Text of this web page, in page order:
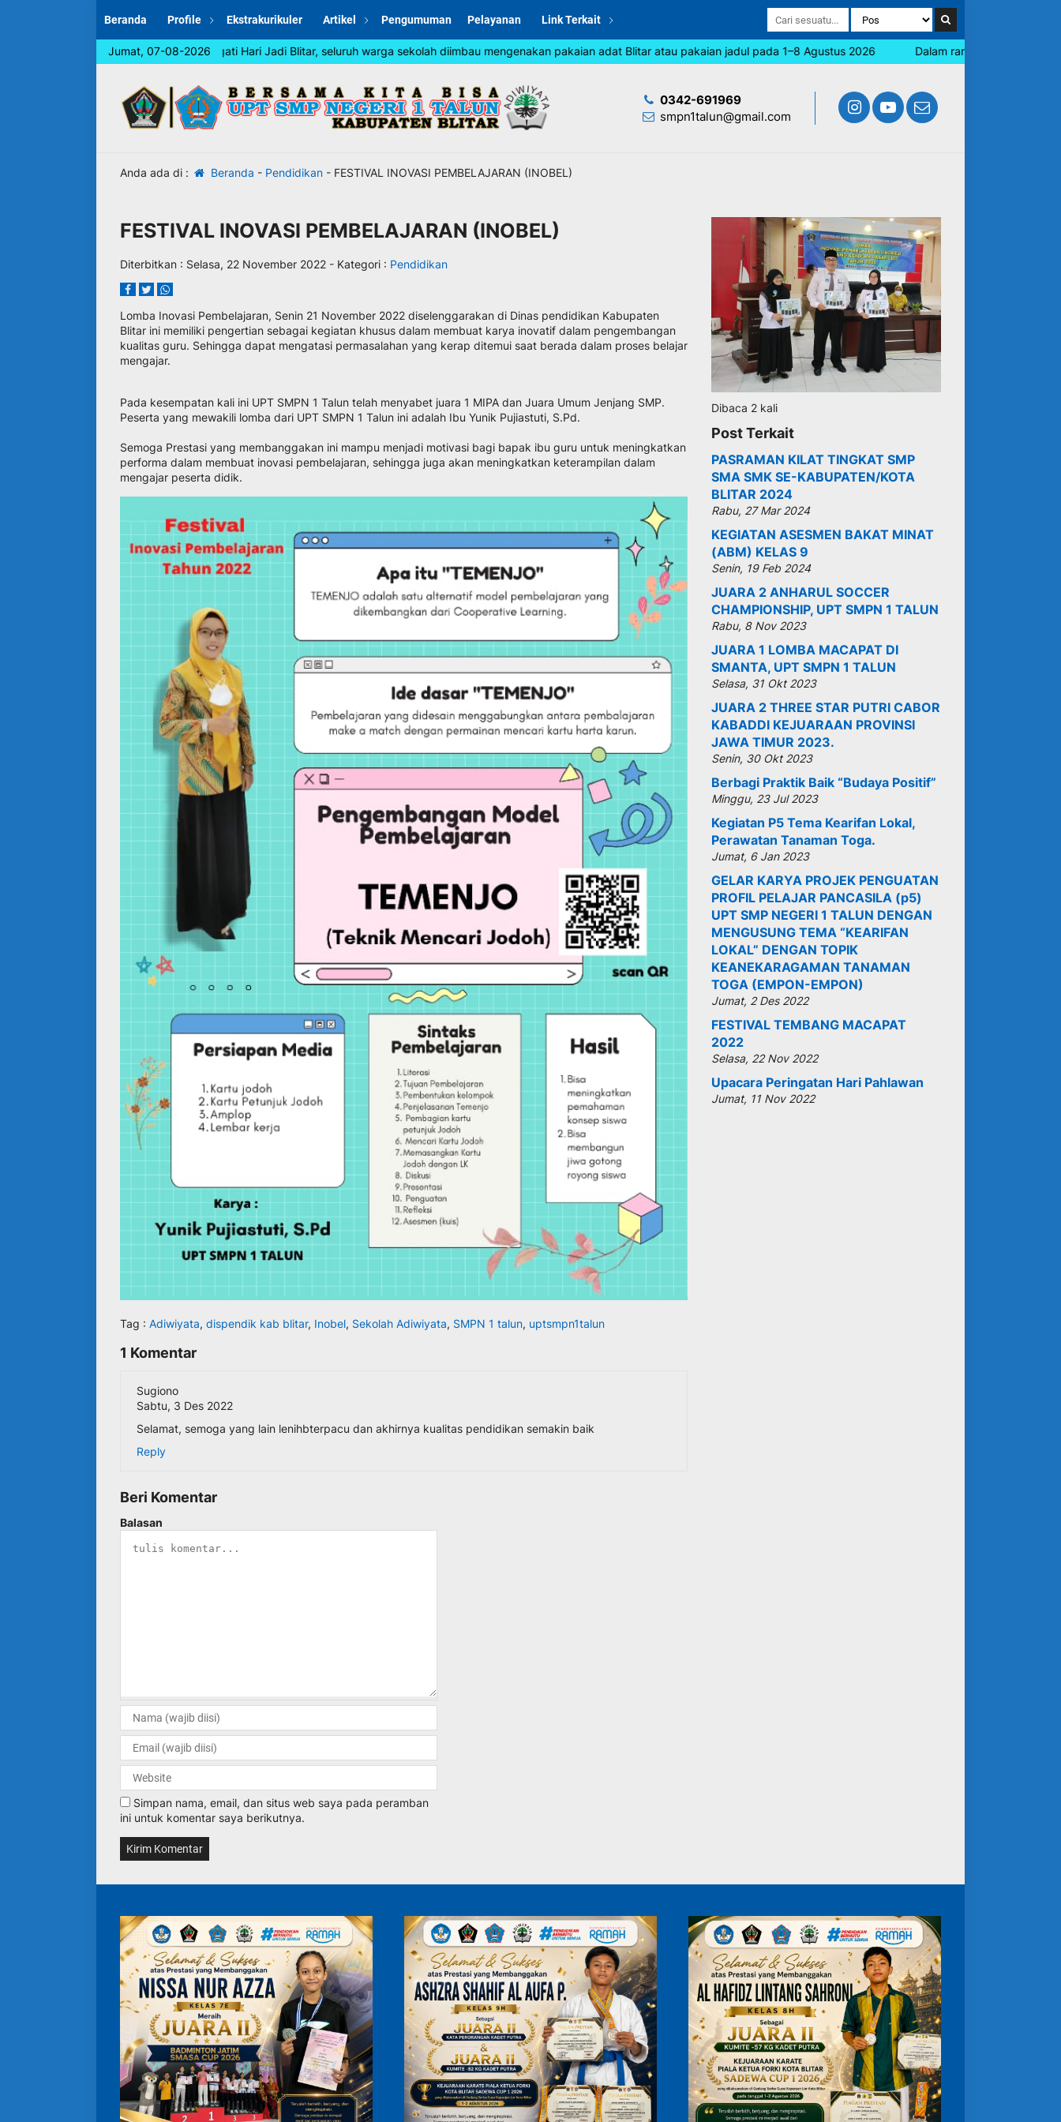
Beranda Profile Ekstrakurikuler Artikel Pengumuman Pelayanan Link Terkait
Jumat, 07-08-2026
Dalam rangka memperingati Hari Jadi Blitar, seluruh warga sekolah diimbau mengenakan pakaian adat Blitar atau pakaian jadul pada 1–8 Agustus 2026 Dalam rangka memperingati Hari
0342-691969
smpn1talun@gmail.com
Anda ada di : Beranda - Pendidikan- FESTIVAL INOVASI PEMBELAJARAN (INOBEL)
FESTIVAL INOVASI PEMBELAJARAN (INOBEL)
Diterbitkan : Selasa, 22 November 2022 - Kategori : Pendidikan
Lomba Inovasi Pembelajaran, Senin 21 November 2022 diselenggarakan di Dinas pendidikan Kabupaten
Blitar ini memiliki pengertian sebagai kegiatan khusus dalam membuat karya inovatif dalam pengembangan
kualitas guru. Sehingga dapat mengatasi permasalahan yang kerap ditemui saat berada dalam proses belajar
mengajar.
Pada kesempatan kali ini UPT SMPN 1 Talun telah menyabet juara 1 MIPA dan Juara Umum Jenjang SMP.
Peserta yang mewakili lomba dari UPT SMPN 1 Talun ini adalah Ibu Yunik Pujiastuti, S.Pd.
Semoga Prestasi yang membanggakan ini mampu menjadi motivasi bagi bapak ibu guru untuk meningkatkan
performa dalam membuat inovasi pembelajaran, sehingga juga akan meningkatkan keterampilan dalam
mengajar peserta didik.
Tag : Adiwiyata, dispendik kab blitar, Inobel, Sekolah Adiwiyata, SMPN 1 talun, uptsmpn1talun
1 Komentar
Sugiono
Sabtu, 3 Des 2022
Selamat, semoga yang lain lenihbterpacu dan akhirnya kualitas pendidikan semakin baik
Reply
Beri Komentar
Balasan
Simpan nama, email, dan situs web saya pada peramban
ini untuk komentar saya berikutnya.
Dibaca 2 kali
Post Terkait
PASRAMAN KILAT TINGKAT SMP
SMA SMK SE-KABUPATEN/KOTA
BLITAR 2024
Rabu, 27 Mar 2024
KEGIATAN ASESMEN BAKAT MINAT
(ABM) KELAS 9
Senin, 19 Feb 2024
JUARA 2 ANHARUL SOCCER
CHAMPIONSHIP, UPT SMPN 1 TALUN
Rabu, 8 Nov 2023
JUARA 1 LOMBA MACAPAT DI
SMANTA, UPT SMPN 1 TALUN
Selasa, 31 Okt 2023
JUARA 2 THREE STAR PUTRI CABOR
KABADDI KEJUARAAN PROVINSI
JAWA TIMUR 2023.
Senin, 30 Okt 2023
Berbagi Praktik Baik “Budaya Positif”
Minggu, 23 Jul 2023
Kegiatan P5 Tema Kearifan Lokal,
Perawatan Tanaman Toga.
Jumat, 6 Jan 2023
GELAR KARYA PROJEK PENGUATAN
PROFIL PELAJAR PANCASILA (p5)
UPT SMP NEGERI 1 TALUN DENGAN
MENGUSUNG TEMA “KEARIFAN
LOKAL” DENGAN TOPIK
KEANEKARAGAMAN TANAMAN
TOGA (EMPON-EMPON)
Jumat, 2 Des 2022
FESTIVAL TEMBANG MACAPAT
2022
Selasa, 22 Nov 2022
Upacara Peringatan Hari Pahlawan
Jumat, 11 Nov 2022